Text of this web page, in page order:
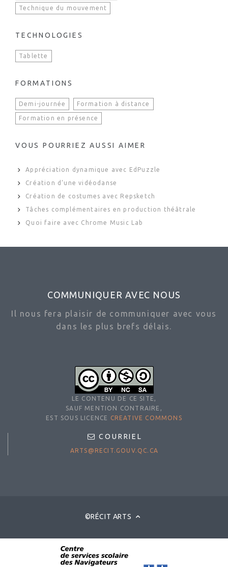
Technique du mouvement
TECHNOLOGIES
Tablette
FORMATIONS
Demi-journée Formation à distance
Formation en présence
VOUS POURRIEZ AUSSI AIMER
Appréciation dynamique avec EdPuzzle
Création d’une vidéodanse
Création de costumes avec Repsketch
Tâches complémentaires en production théâtrale
Quoi faire avec Chrome Music Lab
COMMUNIQUER AVEC NOUS
Il nous fera plaisir de communiquer avec vous
dans les plus brefs délais.
LE CONTENU DE CE SITE,
SAUF MENTION CONTRAIRE,
EST SOUS LICENCE
CREATIVE COMMONS
COURRIEL
ARTS@RECIT.GOUV.QC.CA
©RÉCIT ARTS